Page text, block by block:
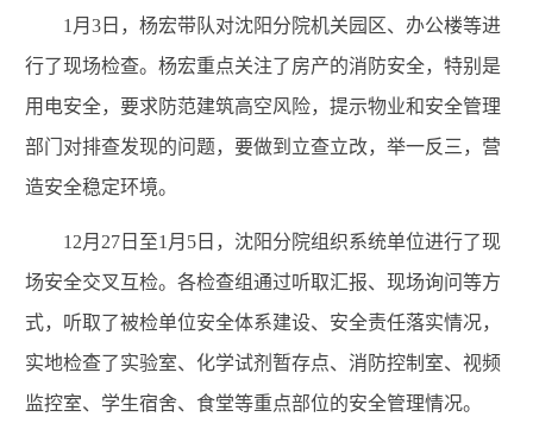
1月3日，杨宏带队对沈阳分院机关园区、办公楼等进
行了现场检查。杨宏重点关注了房产的消防安全，特别是
用电安全，要求防范建筑高空风险，提示物业和安全管理
部门对排查发现的问题，要做到立查立改，举一反三，营
造安全稳定环境。
12月27日至1月5日，沈阳分院组织系统单位进行了现
场安全交叉互检。各检查组通过听取汇报、现场询问等方
式，听取了被检单位安全体系建设、安全责任落实情况，
实地检查了实验室、化学试剂暂存点、消防控制室、视频
监控室、学生宿舍、食堂等重点部位的安全管理情况。